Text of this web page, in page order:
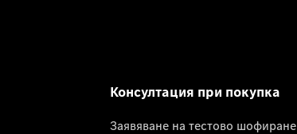
Консултация при покупка
Заявяване на тестово шофиране